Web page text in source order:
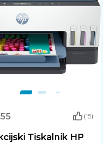
(15)
Tiskalnik HP